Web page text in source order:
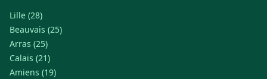
Lille (28)
Beauvais (25)
Arras (25)
Calais (21)
Amiens (19)